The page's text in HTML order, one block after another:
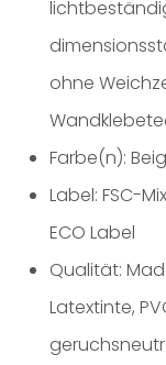
ohne
Farbe(n):
Label: FSC-
ECO Label
Qualität:
Latextinte,